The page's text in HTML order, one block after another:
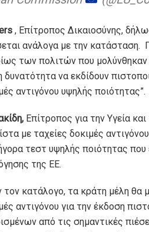
, Επίτροπος Δικαιοσύνης,
ανάλογα με την κατάσταση.
των πολιτών που
δυνατότητα να εκδίδουν
αντιγόνου υψηλής ποιότητας”.
Επίτροπος για την Υγεία
με ταχείες δοκιμές
τεστ υψηλής ποιότητας
της ΕΕ.
κατάλογο, τα κράτη μέλη θα
αντιγόνου για την έκδοση
από τις σημαντικές